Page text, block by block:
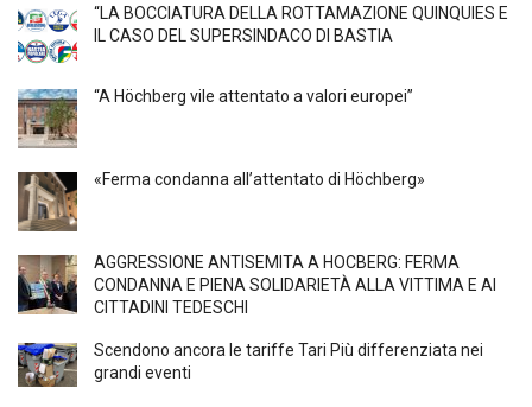
“LA BOCCIATURA DELLA ROTTAMAZIONE QUINQUIES E
IL CASO DEL SUPERSINDACO DI BASTIA
“A Höchberg vile attentato a valori europei”
«Ferma condanna all’attentato di Höchberg»
AGGRESSIONE ANTISEMITA A HÖCBERG: FERMA
CONDANNA E PIENA SOLIDARIETÀ ALLA VITTIMA E AI
CITTADINI TEDESCHI
Scendono ancora le tariffe Tari Più differenziata nei
grandi eventi